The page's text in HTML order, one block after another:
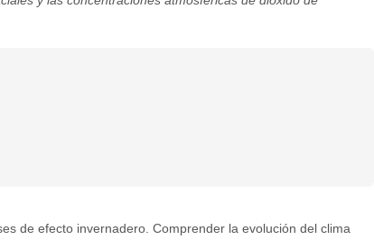
de efecto invernadero. Comprender la evolución del clima